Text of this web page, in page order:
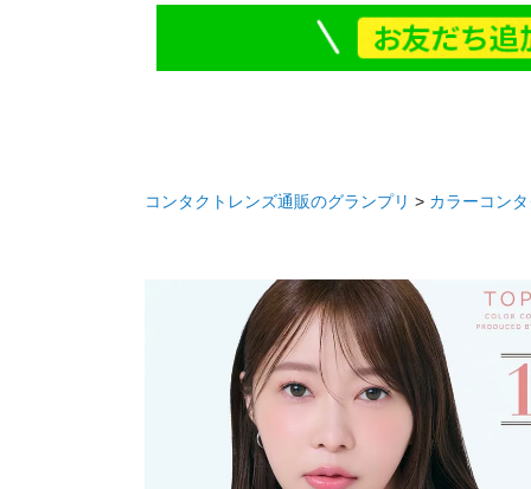
コンタクトレンズ通販のグランプリ カラーコンタ